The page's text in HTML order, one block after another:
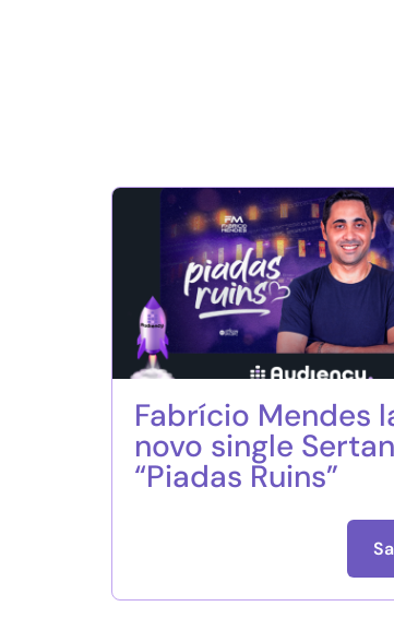
Fabrício Mendes
novo single
“Piadas Ruins”